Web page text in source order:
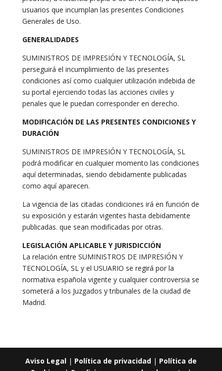
usuarios que incumplan las presentes Condiciones
Generales de Uso.
GENERALIDADES
SUMINISTROS DE IMPRESIÓN Y TECNOLOGÍA, SL
perseguirá el incumplimiento de las presentes
condiciones así como cualquier utilización indebida de
su portal ejerciendo todas las acciones civiles y
penales que le puedan corresponder en derecho.
MODIFICACIÓN DE LAS PRESENTES CONDICIONES Y
DURACIÓN
SUMINISTROS DE IMPRESIÓN Y TECNOLOGÍA, SL
podrá modificar en cualquier momento las condiciones
aquí determinadas, siendo debidamente publicadas
como aquí aparecen.
La vigencia de las citadas condiciones irá en función de
su exposición y estarán vigentes hasta debidamente
publicadas. que sean modificadas por otras.
LEGISLACIÓN APLICABLE Y JURISDICCIÓN
La relación entre SUMINISTROS DE IMPRESIÓN Y
TECNOLOGÍA, SL y el USUARIO se regirá por la
normativa española vigente y cualquier controversia se
someterá a los Juzgados y tribunales de la ciudad de
Madrid.
Aviso Legal| Política de privacidad| Política de